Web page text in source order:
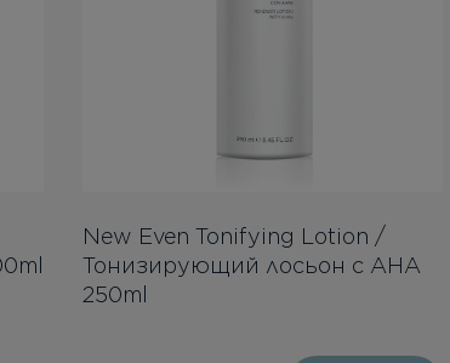
New Even Tonifying Lotion /
Тонизирующий лосьон с АНА
250ml